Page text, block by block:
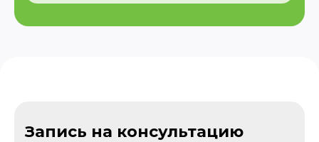
Запись на консультацию